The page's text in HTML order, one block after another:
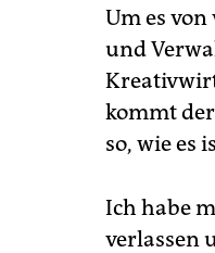
Um es
und
kommt
so, wie es
Ich habe
verlassen